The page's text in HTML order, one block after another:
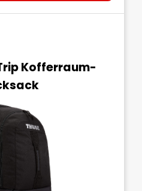
Kofferraum-